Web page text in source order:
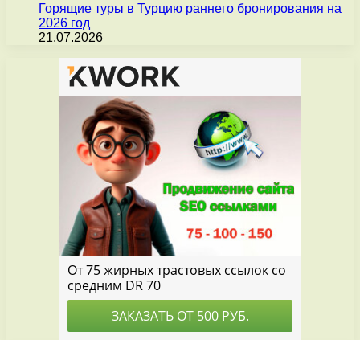
Горящие туры в Турцию раннего бронирования на
2026 год
21.07.2026